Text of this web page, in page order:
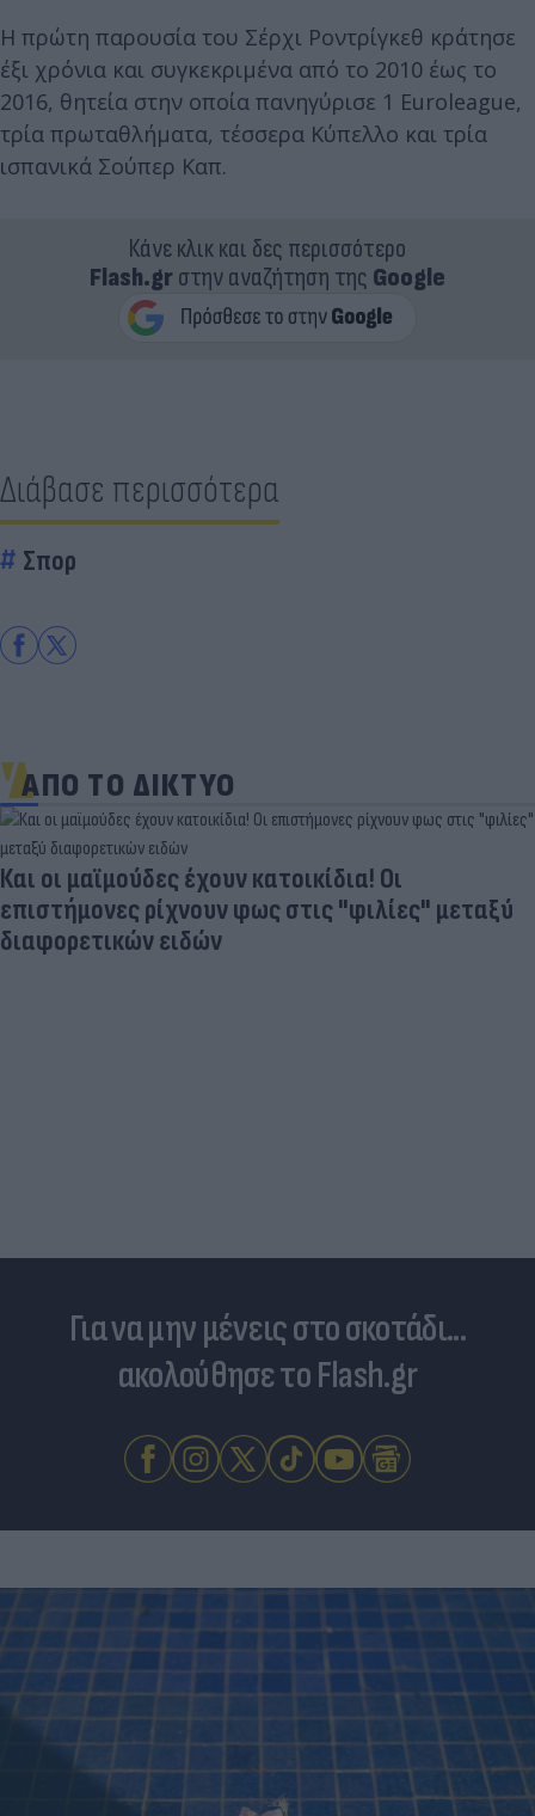
Η πρώτη παρουσία του Σέρχι Ροντρίγκεθ κράτησε
έξι χρόνια και συγκεκριμένα από το 2010 έως το
2016, θητεία στην οποία πανηγύρισε 1 Euroleague,
τρία πρωταθλήματα, τέσσερα Κύπελλο και τρία
ισπανικά Σούπερ Καπ.
Κάνε κλικ και δες περισσότερο
Flash.grστην αναζήτηση της Google
Διάβασε περισσότερα
Σπορ
ΑΠΟ ΤΟ ΔΙΚΤΥΟ
Για να μην μένεις στο σκοτάδι...
ακολούθησε το Flash.gr